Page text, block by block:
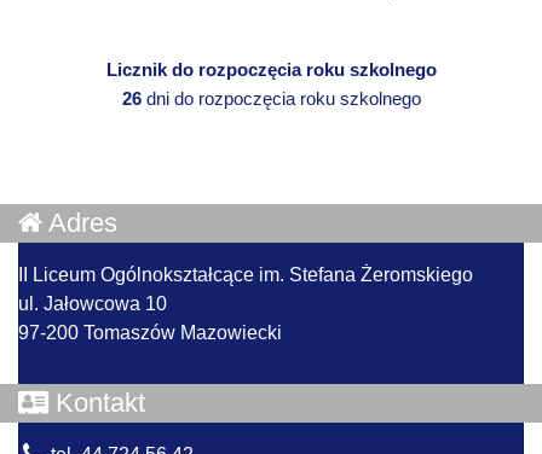
Licznik do rozpoczęcia roku szkolnego
26dni do rozpoczęcia roku szkolnego
Adres
II Liceum Ogólnokształcące im. Stefana Żeromskiego
ul. Jałowcowa 10
97-200 Tomaszów Mazowiecki
Kontakt